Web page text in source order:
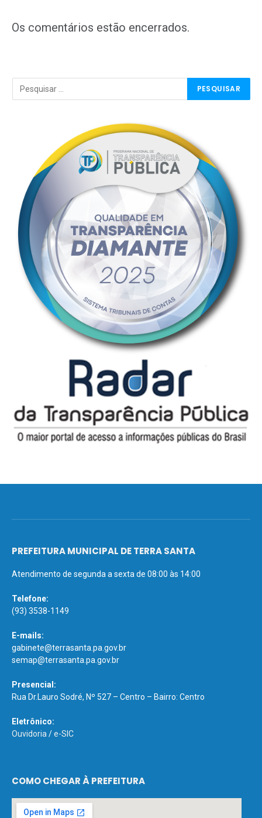
Os comentários estão encerrados.
PREFEITURA MUNICIPAL DE TERRA SANTA
Atendimento de segunda a sexta de 08:00 às 14:00
Telefone:
(93) 3538-1149
E-mails:
gabinete@terrasanta.pa.gov.br
semap@terrasanta.pa.gov.br
Presencial:
Rua Dr.Lauro Sodré, Nº 527 – Centro – Bairro: Centro
Eletrônico:
Ouvidoria /e-SIC
COMO CHEGAR À PREFEITURA